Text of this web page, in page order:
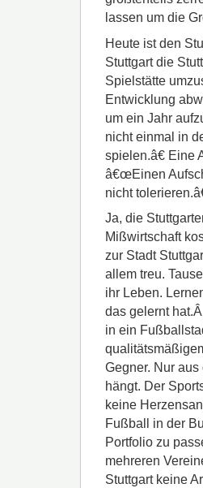
lassen um die
Heute ist den
Stuttgart die
Spielstätte
Entwicklung
um ein Jahr
nicht einmal in
spielen.â€
â€œEinen
nicht
Ja, die
Mißwirtschaft
zur Stadt
allem treu.
ihr Leben.
das gelernt
in ein
Gegner. Nur
hängt. Der
keine
Fußball in der
Portfolio zu
mehreren
Stuttgart keine